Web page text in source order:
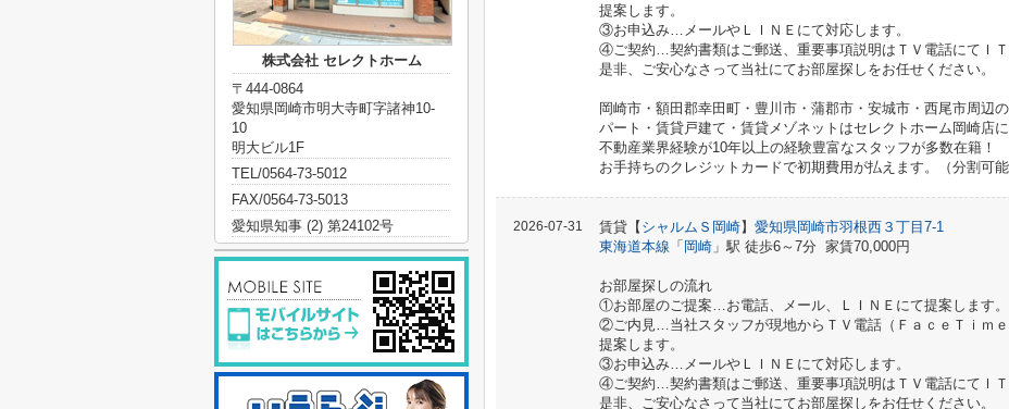
提案します。
③お申込み…メールやＬＩＮＥにて対応します。
④ご契約…契約書類はご郵送、重要事項説明はＴＶ電話にてＩＴ
是非、ご安心なさって当社にてお部屋探しをお任せください。
岡崎市・額田郡幸田町・豊川市・蒲郡市・安城市・西尾市周辺
パート・賃貸戸建て・賃貸メゾネットはセレクトホーム岡崎店に
不動産業界経験が10年以上の経験豊富なスタッフが多数在籍！
お手持ちのクレジットカードで初期費用が払えます。（分割可能
2026-07-31 賃貸【 シャルムＳ岡崎】 愛知県岡崎市羽根西３丁目7-1
東海道本線 「 岡崎 」駅 徒歩6～7分 家賃70,000円
お部屋探しの流れ
①お部屋のご提案…お電話、メール、ＬＩＮＥにて提案します。
②ご内見…当社スタッフが現地からＴＶ電話（ＦａｃｅＴｉｍ
提案します。
③お申込み…メールやＬＩＮＥにて対応します。
④ご契約…契約書類はご郵送、重要事項説明はＴＶ電話にてＩＴ
是非、ご安心なさって当社にてお部屋探しをお任せください。
株式会社 セレクトホーム
〒444-0864
愛知県岡崎市明大寺町字諸神10-
10
明大ビル1F
TEL/0564-73-5012
FAX/0564-73-5013
愛知県知事 (2) 第24102号